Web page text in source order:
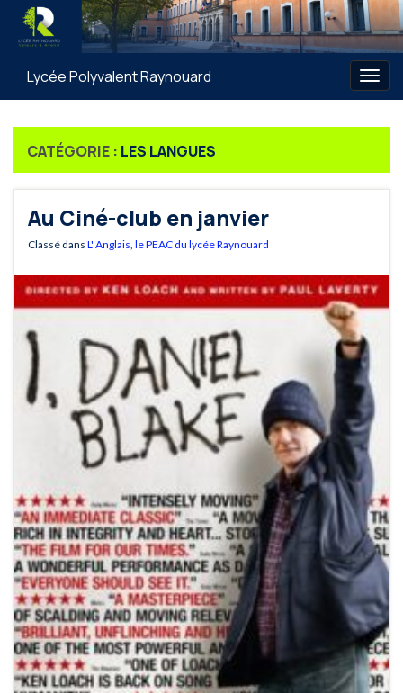
Lycée Polyvalent Raynouard
CATÉGORIE : LES LANGUES
Au Ciné-club en janvier
Classé dans L' Anglais le PEAC du lycée Raynouard